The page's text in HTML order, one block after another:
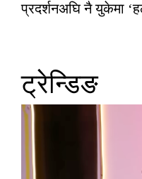
प्रदर्शनअघि नै युकेमा
ट्रेन्डिङ